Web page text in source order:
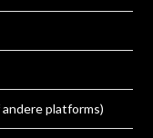
platforms)